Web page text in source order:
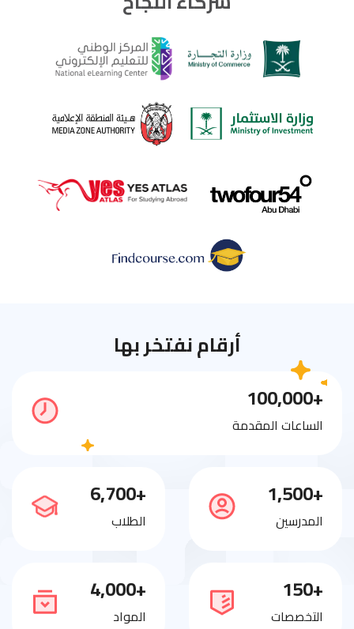
أرقام نفتخر بها
+100,000
الساعات المقدمة
+1,500
المدرسين
+6,700
الطلاب
+150
التخصصات
+4,000
المواد